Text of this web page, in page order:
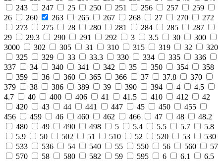
243
247 25 250 251 256 257
259
26
260 263 265 267 268 27 270
272
273
275 28 280 281 284 285
287
29
29.3 290 291 292 3 3.5 30
300
3000
302 305 31 310 315 319 32
320
325
329 33 33.3 330 334 335
336
337
34 340 341 342 35 350 354
358
359
36 360 365 366 37 37.8
370
379
38 386 389 39 390 394 4
4.5
4.7
40 400 406 41 41.5 410 412
42
420
43 44 441 447 45 450
455
456
459 46 460 462 466 47 48
48.2
480
49 490 498 5 5.4 5.5 5.7
5.8
5.9
50 502 51 510 52 520 53
530
533
536 54 540 55 550 56 560
57
570
58 580 582 59 595 6 6.1
6.5